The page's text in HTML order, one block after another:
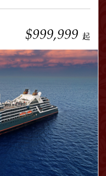
$999,999 起